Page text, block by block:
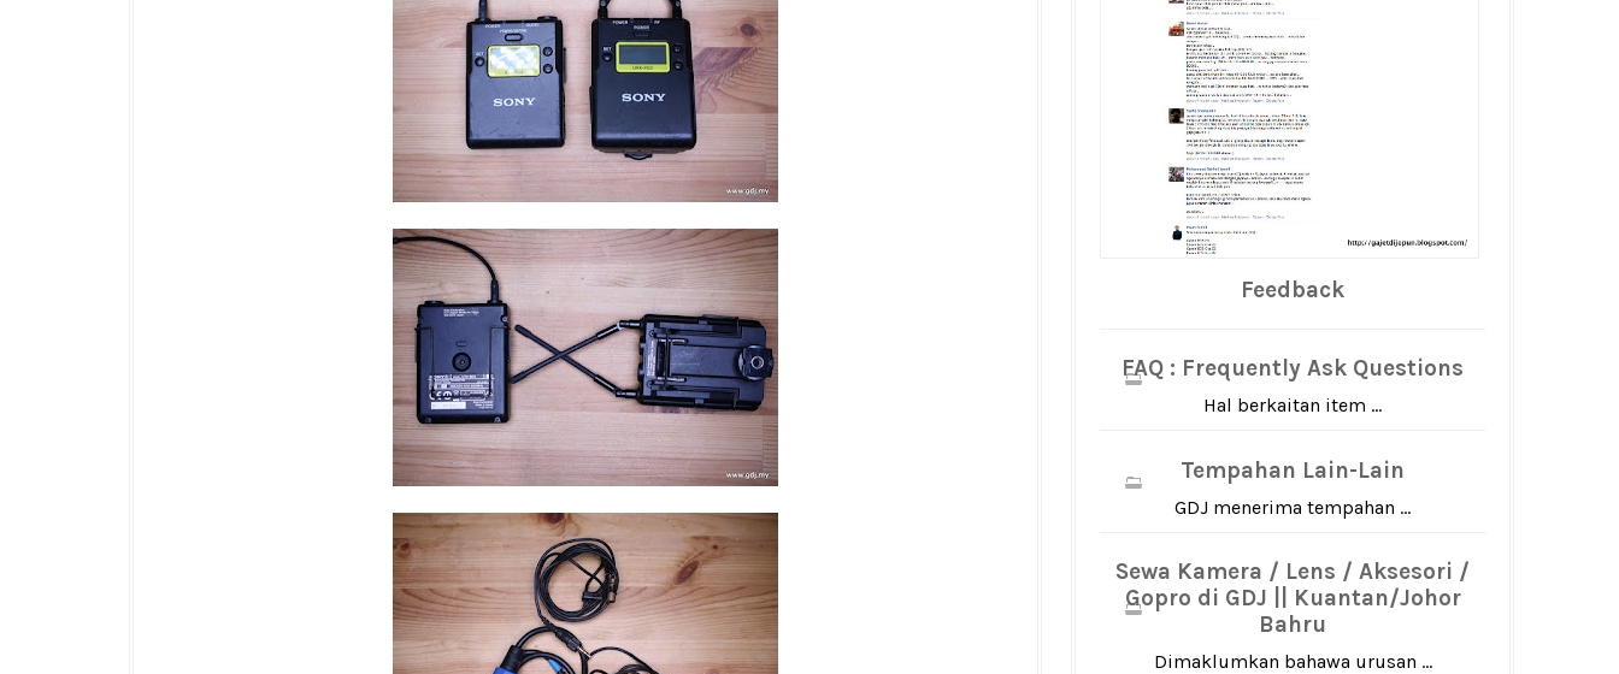
Feedback
FAQ : Frequently Ask Questions
Hal berkaitan item ...
Tempahan Lain-Lain
GDJ menerima tempahan ...
Sewa Kamera / Lens / Aksesori /
Gopro di GDJ || Kuantan/Johor
Bahru
Dimaklumkan bahawa urusan ...